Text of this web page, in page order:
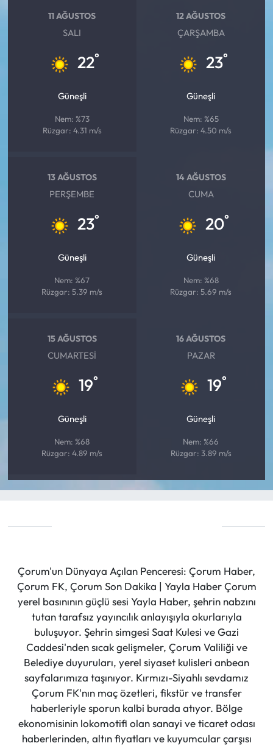
11 AĞUSTOS
SALI
22°
Güneşli
Nem: %73
Rüzgar: 4.31 m/s
12 AĞUSTOS
ÇARŞAMBA
23°
Güneşli
Nem: %65
Rüzgar: 4.50 m/s
13 AĞUSTOS
PERŞEMBE
23°
Güneşli
Nem: %67
Rüzgar: 5.39 m/s
14 AĞUSTOS
CUMA
20°
Güneşli
Nem: %68
Rüzgar: 5.69 m/s
15 AĞUSTOS
CUMARTESI
19°
Güneşli
Nem: %68
Rüzgar: 4.89 m/s
16 AĞUSTOS
PAZAR
19°
Güneşli
Nem: %66
Rüzgar: 3.89 m/s
Çorum'un Dünyaya Açılan Penceresi: Çorum Haber,
Çorum FK, Çorum Son Dakika | Yayla Haber Çorum
yerel basınının güçlü sesi Yayla Haber, şehrin nabzını
tutan tarafsız yayıncılık anlayışıyla okurlarıyla
buluşuyor. Şehrin simgesi Saat Kulesi ve Gazi
Caddesi'nden sıcak gelişmeler, Çorum Valiliği ve
Belediye duyuruları, yerel siyaset kulisleri anbean
sayfalarımıza taşınıyor. Kırmızı-Siyahlı sevdamız
Çorum FK'nın maç özetleri, fikstür ve transfer
haberleriyle sporun kalbi burada atıyor. Bölge
ekonomisinin lokomotifi olan sanayi ve ticaret odası
haberlerinden, altın fiyatları ve kuyumcular çarşısı
Sağlık
Siyaset
Sungurlu Haberleri
Uğurludağ Haberleri
Yaşam
Yayla Haber
Yemek Tarifleri